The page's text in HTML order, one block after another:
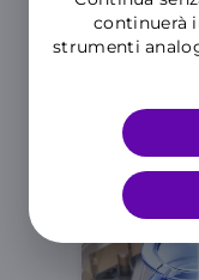
continuerà
strumenti
LYTIA ad